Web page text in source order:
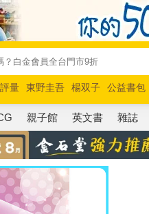
量 東野圭吾 楊双子 公益書包
奧德賽 路邊攤新作 馬斯克
親子館 英文書 雜誌